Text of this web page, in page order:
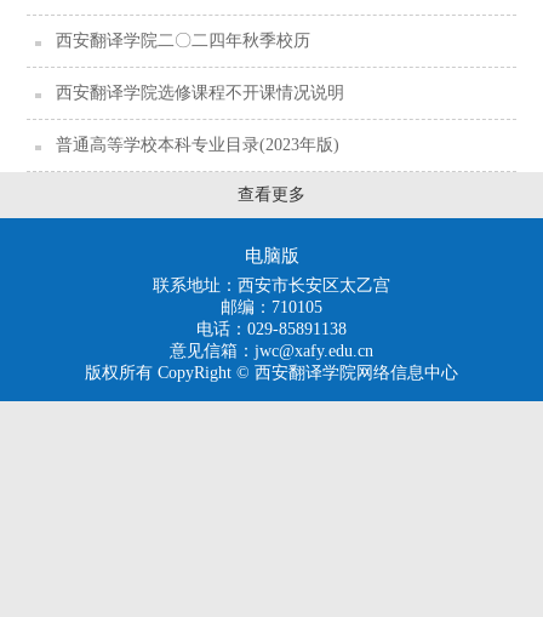
西安翻译学院二〇二四年秋季校历
西安翻译学院选修课程不开课情况说明
普通高等学校本科专业目录(2023年版)
查看更多
电脑版
联系地址：西安市长安区太乙宫
邮编：710105
电话：029-85891138
意见信箱：jwc@xafy.edu.cn
版权所有 CopyRight © 西安翻译学院网络信息中心